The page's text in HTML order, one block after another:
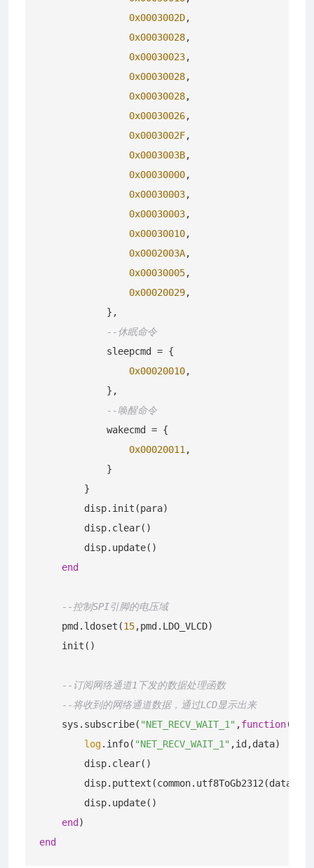
0x0003002D,
0x00030028,
0x00030023,
0x00030028,
0x00030028,
0x00030026,
0x0003002F,
0x0003003B,
0x00030000,
0x00030003,
0x00030003,
0x00030010,
0x0002003A,
0x00030005,
0x00020029,
            },
--休眠命令
            sleepcmd = {
0x00020010,
            },
--唤醒命令
            wakecmd = {
0x00020011 ,
            }
        }
        disp.init(para)
        disp.clear()
        disp.update()
end
--控制SPI引脚的电压域
    pmd.ldoset(
15,pmd.LDO_VLCD)
    init()
--订阅网络通道1下发的数据处理函数
--将收到的网络通道数据，通过LCD显示出来
    sys.subscribe(
"NET_RECV_WAIT_1" ,function
log.info( "NET_RECV_WAIT_1" ,id,data)
        disp.clear()
        disp.puttext(common.utf8ToGb2312(data),
        disp.update()
end
end